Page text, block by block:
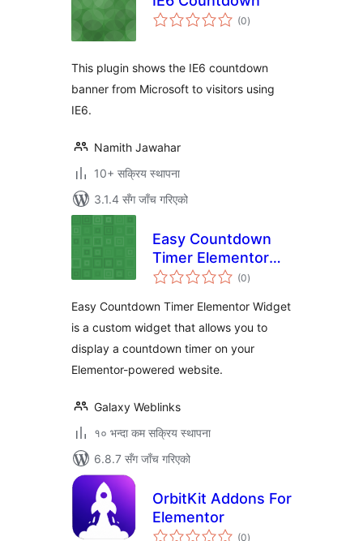
(0कुल
रेटिङ्गहरू
)
This plugin shows the IE6 countdown
banner from Microsoft to visitors using
IE6.
Namith Jawahar
10+ सक्रिय स्थापना
3.1.4 सँग जाँच गरिएको
Easy Countdown
Timer Elementor
Widget
(0कुल
रेटिङ्गहरू
)
Easy Countdown Timer Elementor Widget
is a custom widget that allows you to
display a countdown timer on your
Elementor-powered website.
Galaxy Weblinks
१० भन्दा कम सक्रिय स्थापना
6.8.7 सँग जाँच गरिएको
OrbitKit Addons For
Elementor
(0कुल
)